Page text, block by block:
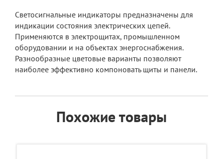
Светосигнальные индикаторы предназначены для
индикации состояния электрических цепей.
Применяются в электрощитах, промышленном
оборудовании и на объектах энергоснабжения.
Разнообразные цветовые варианты позволяют
наиболее эффективно компоновать щиты и панели.
Похожие товары